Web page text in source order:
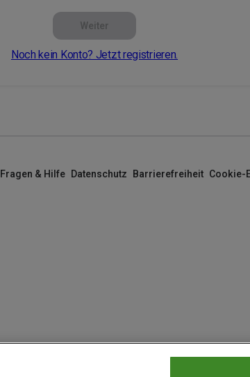
Weiter
Noch kein Konto? Jetzt registrieren.
Fragen & Hilfe Datenschutz Barrierefreiheit Cookie-